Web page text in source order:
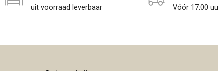
uit voorraad leverbaar Vóór 17:00